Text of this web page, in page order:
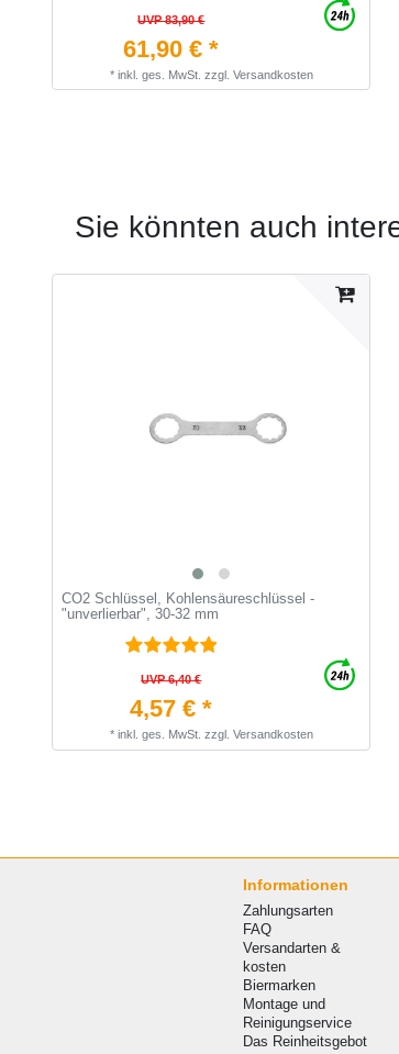
UVP 83,90 €
61,90 € *
* inkl. ges. MwSt. zzgl. Versandkosten
Sie könnten auch
CO2 Schlüssel, Kohlensäureschlüssel -
"unverlierbar", 30-32 mm
UVP 6,40 €
4,57 € *
* inkl. ges. MwSt. zzgl. Versandkosten
Informationen
Zahlungsarten
FAQ
Versandarten &
kosten
Biermarken
Montage und
Reinigungservice
Das Reinheitsgebot